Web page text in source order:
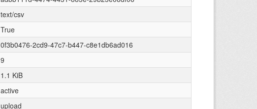
text/csv
True
0f3b0476-2cd9-47c7-b447-c8e1db6ad016
9
1.1 KiB
active
upload